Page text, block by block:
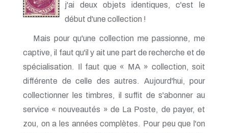
j'ai deux objets identiques, c'est le
début d'une collection !
Mais pour qu'une collection me passionne, me
captive, il faut qu'il y ait une part de recherche et de
spécialisation. Il faut que « MA » collection, soit
différente de celle des autres. Aujourd'hui, pour
collectionner les timbres, il suffit de s'abonner au
service « nouveautés » de La Poste, de payer, et
zou, on a les années complètes. Pour peu que l'on